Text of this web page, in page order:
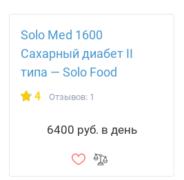
Solo Med 1600
Сахарный диабет II
типа — Solo Food
4 Отзывов: 1
6400 руб. в день